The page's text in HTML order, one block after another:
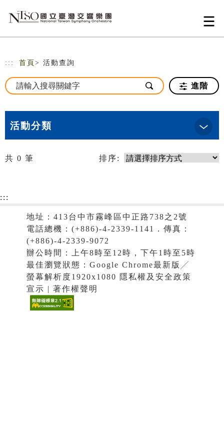
::: 首頁 > 活動查詢
進階
活動分類
共 0 筆 排序:
:::
地址：413台中市霧峰區中正路738之2號
電話總機：(+886)-4-2339-1141．傳真：
(+886)-4-2339-9072
辦公時間：上午8時至12時，下午1時至5時
最佳瀏覽狀態：Google Chrome最新版╱
螢幕解析度1920x1080 隱私權及安全政策
宣示 | 著作權聲明